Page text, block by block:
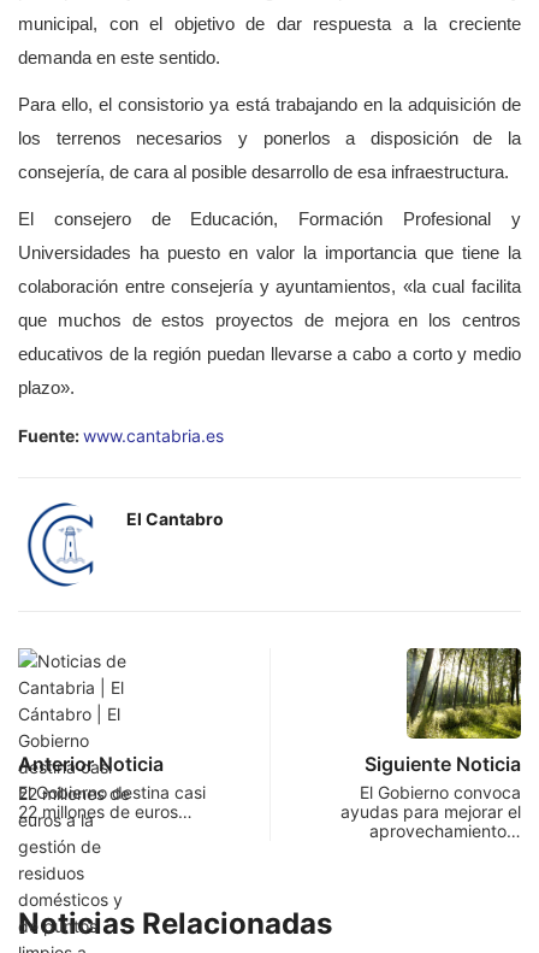
municipal, con el objetivo de dar respuesta a la creciente
demanda en este sentido.
Para ello, el consistorio ya está trabajando en la adquisición de
los terrenos necesarios y ponerlos a disposición de la
consejería, de cara al posible desarrollo de esa infraestructura.
El consejero de Educación, Formación Profesional y
Universidades ha puesto en valor la importancia que tiene la
colaboración entre consejería y ayuntamientos, «la cual facilita
que muchos de estos proyectos de mejora en los centros
educativos de la región puedan llevarse a cabo a corto y medio
plazo».
Fuente:www.cantabria.es
El Cantabro
Anterior Noticia
El Gobierno destina casi
22 millones de euros…
Siguiente Noticia
El Gobierno convoca
ayudas para mejorar el
aprovechamiento…
Noticias Relacionadas